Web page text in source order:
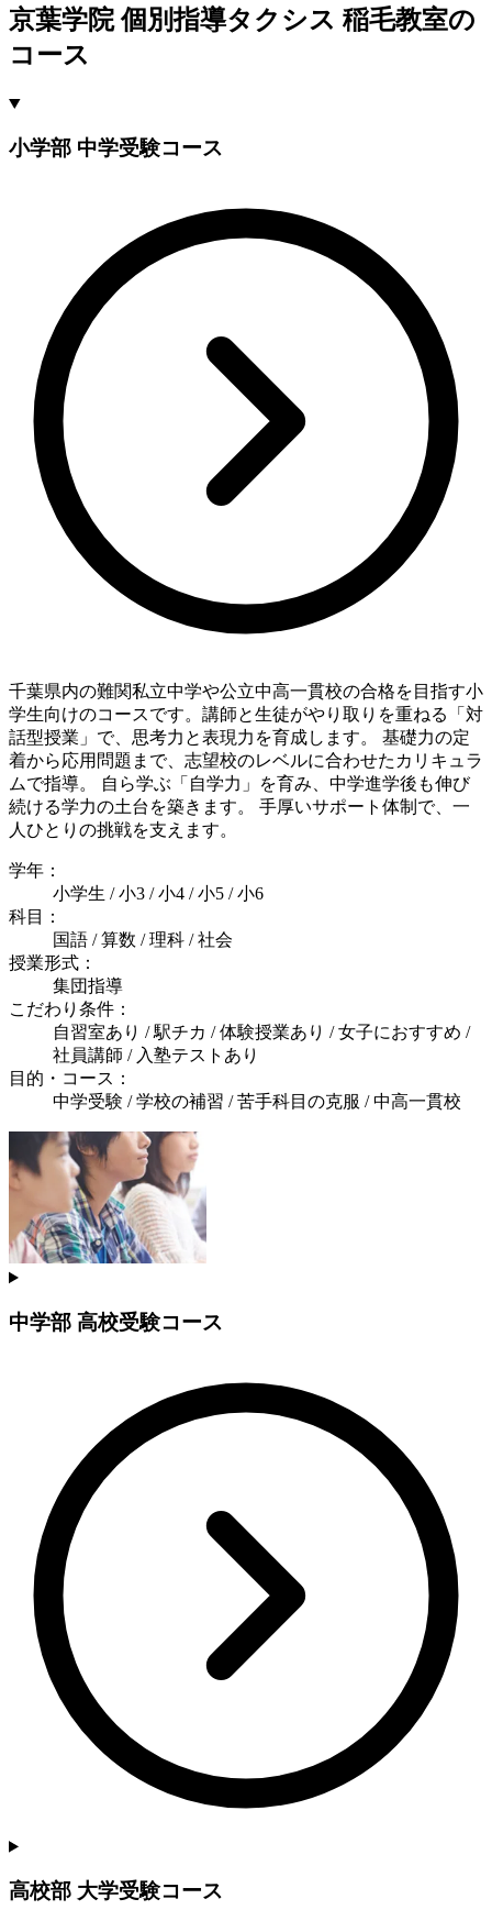
京葉学院 個別指導タクシス 稲毛教室の
コース
小学部 中学受験コース
千葉県内の難関私立中学や公立中高一貫校の合格を目指す小
学生向けのコースです。講師と生徒がやり取りを重ねる「対
話型授業」で、思考力と表現力を育成します。 基礎力の定
着から応用問題まで、志望校のレベルに合わせたカリキュラ
ムで指導。 自ら学ぶ「自学力」を育み、中学進学後も伸び
続ける学力の土台を築きます。 手厚いサポート体制で、一
人ひとりの挑戦を支えます。
学年：
小学生 / 小3 / 小4 / 小5 / 小6
科目：
国語 / 算数 / 理科 / 社会
授業形式：
集団指導
こだわり条件：
自習室あり / 駅チカ / 体験授業あり / 女子におすすめ /
社員講師 / 入塾テストあり
目的・コース：
中学受験 / 学校の補習 / 苦手科目の克服 / 中高一貫校
中学部 高校受験コース
高校部 大学受験コース